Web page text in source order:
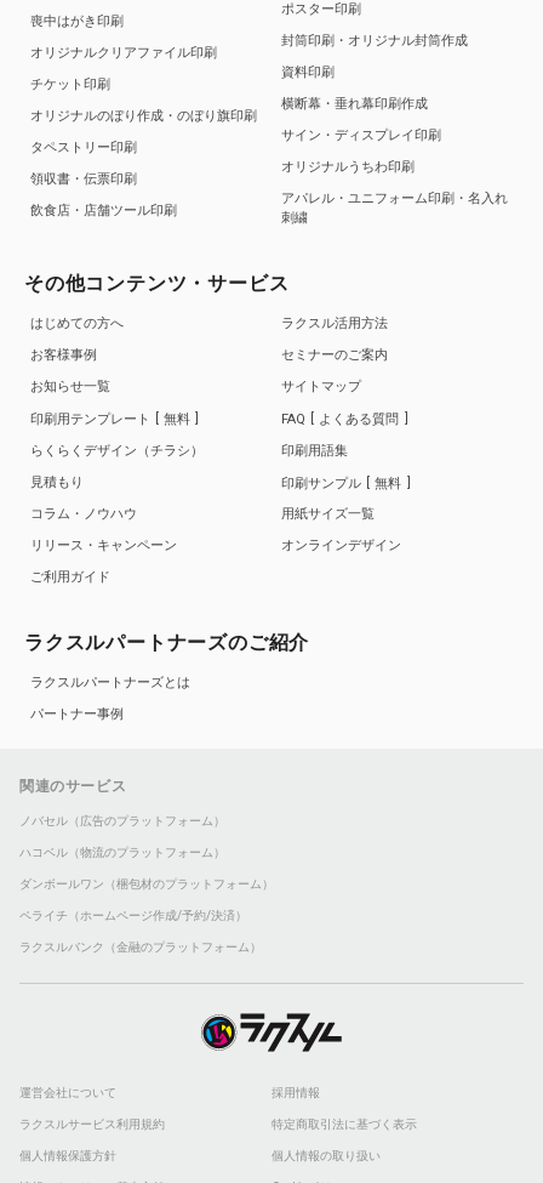
喪中はがき印刷
オリジナルクリアファイル印刷
チケット印刷
オリジナルのぼり作成・のぼり旗印刷
タペストリー印刷
領収書・伝票印刷
飲食店・店舗ツール印刷
ポスター印刷
封筒印刷・オリジナル封筒作成
資料印刷
横断幕・垂れ幕印刷作成
サイン・ディスプレイ印刷
オリジナルうちわ印刷
アパレル・ユニフォーム印刷・名入れ
刺繍
その他コンテンツ・サービス
はじめての方へ
お客様事例
お知らせ一覧
印刷用テンプレート
無料
らくらくデザイン（チラシ）
見積もり
コラム・ノウハウ
リリース・キャンペーン
ご利用ガイド
ラクスル活用方法
セミナーのご案内
サイトマップ
FAQ
よくある質問
印刷用語集
印刷サンプル
無料
用紙サイズ一覧
オンラインデザイン
ラクスルパートナーズのご紹介
ラクスルパートナーズとは
パートナー事例
関連のサービス
ノバセル（広告のプラットフォーム）
ハコベル（物流のプラットフォーム）
ダンボールワン（梱包材のプラットフォーム）
ペライチ（ホームページ作成/予約/決済）
ラクスルバンク（金融のプラットフォーム）
運営会社について 採用情報
ラクスルサービス利用規約 特定商取引法に基づく表示
個人情報保護方針 個人情報の取り扱い